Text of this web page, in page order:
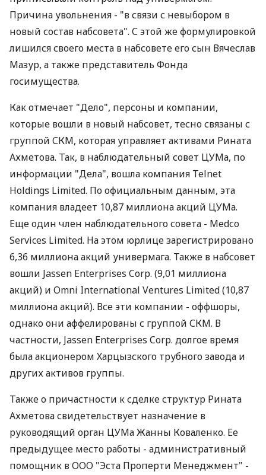
Причина увольнения - "в связи с невыбором в
новый состав набсовета". С этой же формулировкой
лишился своего места в набсовете его сын Вячеслав
Мазур, а также представитель Фонда
госимущества.
Как отмечает "Дело", персоны и компании,
которые вошли в новый набсовет, тесно связаны с
группой СКМ, которая управляет активами Рината
Ахметова. Так, в наблюдательный совет ЦУМа, по
информации "Дела", вошла компания Telnet
Holdings Limited. По официальным данным, эта
компания владеет 10,87 миллиона акций ЦУМа.
Еще один член наблюдательного совета - Medсo
Services Limited. На этом юрлице зарегистрировано
6,36 миллиона акций универмага. Также в набсовет
вошли Jassen Enterprises Corp. (9,01 миллиона
акций) и Omni International Ventures Limited (10,87
миллиона акций). Все эти компании - оффшоры,
однако они аффелированы с группой СКМ. В
частности, Jassen Enterprises Corp. долгое время
была акционером Харцызского трубного завода и
других активов группы.
Также о причастности к сделке структур Рината
Ахметова свидетельствует назначение в
руководящий орган ЦУМа Жанны Коваленко. Ее
предыдущее место работы - административный
помощник в ООО "Эста Проперти Менеджмент" -